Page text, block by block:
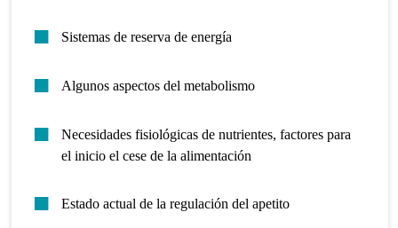
Sistemas de reserva de energía
Algunos aspectos del metabolismo
Necesidades fisiológicas de nutrientes, factores para
el inicio el cese de la alimentación
Estado actual de la regulación del apetito